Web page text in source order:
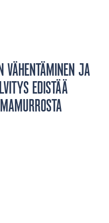
VÄHENTÄMINEN JA
EDISTÄÄ